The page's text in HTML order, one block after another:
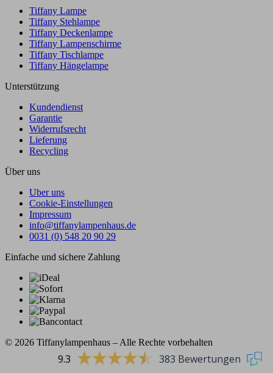
Tiffany Lampe
Tiffany Stehlampe
Tiffany Deckenlampe
Tiffany Lampenschirme
Tiffany Tischlampe
Tiffany Hängelampe
Unterstützung
Kundendienst
Garantie
Widerrufsrecht
Lieferung
Recycling
Über uns
Uber uns
Cookie-Einstellungen
Impressum
info@tiffanylampenhaus.de
0031 (0) 548 20 90 29
Einfache und sichere Zahlung
© 2026 Tiffanylampenhaus – Alle Rechte vorbehalten
9.3 383 Bewertungen